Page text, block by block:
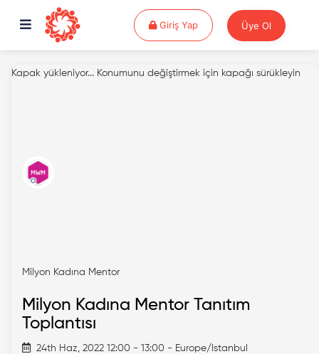
Giriş YapGiriş Yap Üye Ol
Kapak yükleniyor... Konumunu değiştirmek için kapağı sürükleyin
Milyon Kadına Mentor
Milyon Kadına Mentor Tanıtım
Toplantısı
24th Haz, 2022 12:00 - 13:00 - Europe/Istanbul